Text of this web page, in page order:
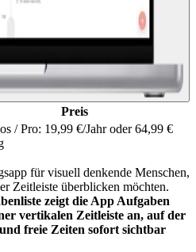
Preis
/ Pro: 19,99 €/Jahr oder 64,99 €
für visuell denkende Menschen,
Zeitleiste überblicken möchten.
zeigt die App Aufgaben
vertikalen Zeitleiste an, auf der
freie Zeiten sofort sichtbar